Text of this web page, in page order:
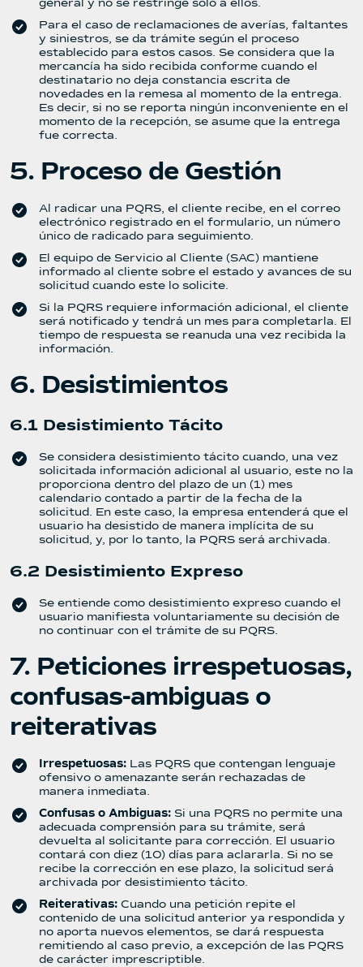
general y no se restringe solo a ellos.
Para el caso de reclamaciones de averías, faltantes
y siniestros, se da trámite según el proceso
establecido para estos casos. Se considera que la
mercancía ha sido recibida conforme cuando el
destinatario no deja constancia escrita de
novedades en la remesa al momento de la entrega.
Es decir, si no se reporta ningún inconveniente en el
momento de la recepción, se asume que la entrega
fue correcta.
5. Proceso de Gestión
Al radicar una PQRS, el cliente recibe, en el correo
electrónico registrado en el formulario, un número
único de radicado para seguimiento.
El equipo de Servicio al Cliente (SAC) mantiene
informado al cliente sobre el estado y avances de su
solicitud cuando este lo solicite.
Si la PQRS requiere información adicional, el cliente
será notificado y tendrá un mes para completarla. El
tiempo de respuesta se reanuda una vez recibida la
información.
6. Desistimientos
6.1 Desistimiento Tácito
Se considera desistimiento tácito cuando, una vez
solicitada información adicional al usuario, este no la
proporciona dentro del plazo de un (1) mes
calendario contado a partir de la fecha de la
solicitud. En este caso, la empresa entenderá que el
usuario ha desistido de manera implícita de su
solicitud, y, por lo tanto, la PQRS será archivada.
6.2 Desistimiento Expreso
Se entiende como desistimiento expreso cuando el
usuario manifiesta voluntariamente su decisión de
no continuar con el trámite de su PQRS.
7. Peticiones irrespetuosas,
confusas-ambiguas o
reiterativas
Irrespetuosas: Las PQRS que contengan lenguaje
ofensivo o amenazante serán rechazadas de
manera inmediata.
Confusas o Ambiguas: Si una PQRS no permite una
adecuada comprensión para su trámite, será
devuelta al solicitante para corrección. El usuario
contará con diez (10) días para aclararla. Si no se
recibe la corrección en ese plazo, la solicitud será
archivada por desistimiento tácito.
Reiterativas: Cuando una petición repite el
contenido de una solicitud anterior ya respondida y
no aporta nuevos elementos, se dará respuesta
remitiendo al caso previo, a excepción de las PQRS
de carácter imprescriptible.